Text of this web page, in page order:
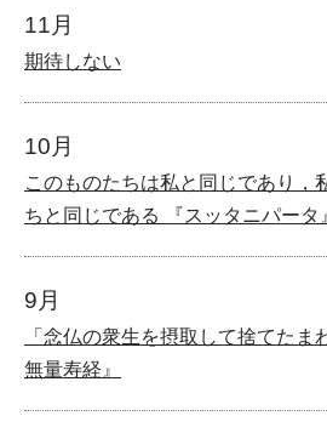
11月
期待しない
10月
このものたちは私と同じであり，
ちと同じである 『スッタニパータ
9月
「念仏の衆生を摂取して捨てたま
無量寿経』